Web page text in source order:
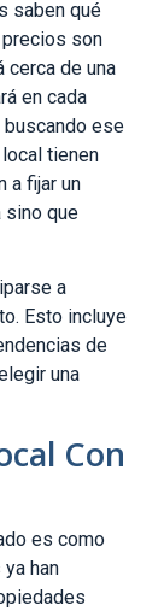
saben qué
son
cerca de una
en cada
buscando ese
tienen
a fijar un
sino que
a
Esto incluye
de
una
Con
es como
han